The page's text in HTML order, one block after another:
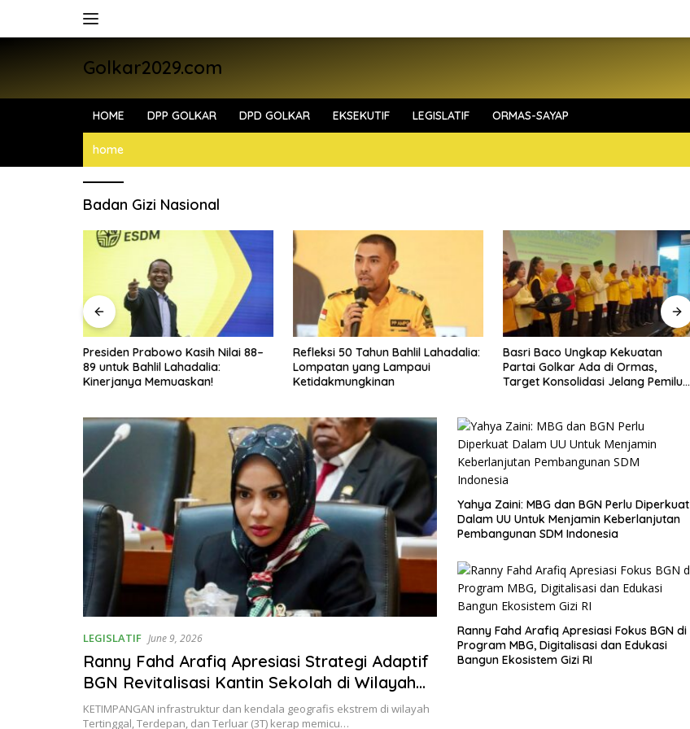
Golkar2029.com
HOME DPP GOLKAR DPD GOLKAR EKSEKUTIF LEGISLATIF ORMAS-SAYAP
home
Badan Gizi Nasional
Presiden Prabowo Kasih Nilai 88–
89 untuk Bahlil Lahadalia:
Kinerjanya Memuaskan!
Refleksi 50 Tahun Bahlil Lahadalia:
Lompatan yang Lampaui
Ketidakmungkinan
Basri Baco Ungkap Kekuatan
Partai Golkar Ada di Ormas,
Target Konsolidasi Jelang Pemilu
LEGISLATIF June 9, 2026
Ranny Fahd Arafiq Apresiasi Strategi Adaptif
BGN Revitalisasi Kantin Sekolah di Wilayah
3T Untuk Dapur MBG
KETIMPANGAN infrastruktur dan kendala geografis ekstrem di wilayah
Tertinggal, Terdepan, dan Terluar (3T) kerap memicu…
Yahya Zaini: MBG dan BGN Perlu Diperkuat
Dalam UU Untuk Menjamin Keberlanjutan
Pembangunan SDM Indonesia
Ranny Fahd Arafiq Apresiasi Fokus BGN di
Program MBG, Digitalisasi dan Edukasi
Bangun Ekosistem Gizi RI